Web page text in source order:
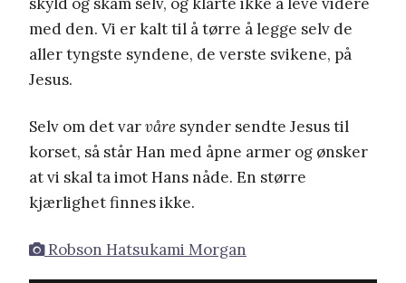
med den. Vi er kalt til å tørre å legge selv de
aller tyngste syndene, de verste svikene, på
Jesus.
Selv om det varvåre synder sendte Jesus til
korset, så står Han med åpne armer og ønsker
at vi skal ta imot Hans nåde. En større
kjærlighet finnes ikke.
Robson Hatsukami Morgan